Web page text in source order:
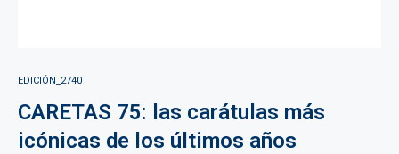
EDICIÓN_2740
CARETAS 75: las carátulas más
icónicas de los últimos años